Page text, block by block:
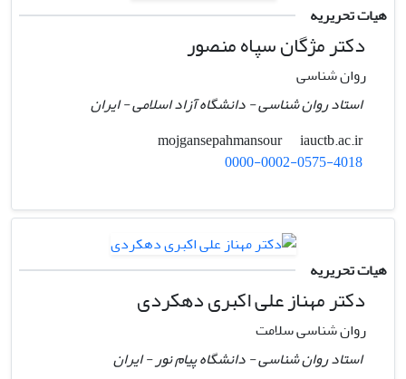
هیات تحریریه
دکتر مژگان سپاه منصور
روان شناسی
استاد روان شناسی - دانشگاه آزاد اسلامی - ایران
mojgansepahmansour
iauctb.ac.ir
0000-0002-0575-4018
هیات تحریریه
دکتر مهناز علی اکبری دهکردی
روان شناسی سلامت
استاد روان شناسی - دانشگاه پیام نور - ایران